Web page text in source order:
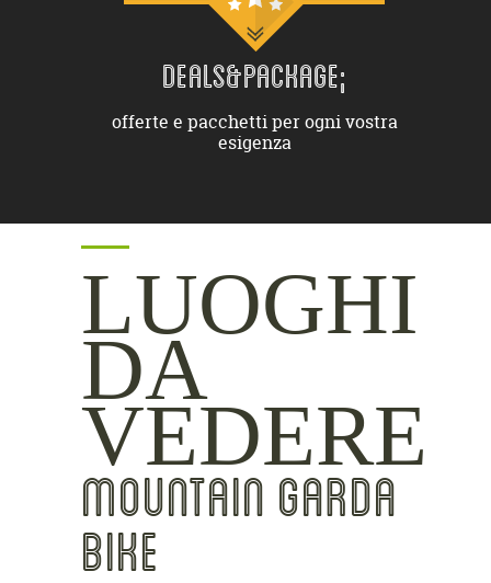
DEALS&PACKAGE;
offerte e pacchetti per ogni vostra
esigenza
LUOGHI
DA
VEDERE
MOUNTAIN GARDA
BIKE